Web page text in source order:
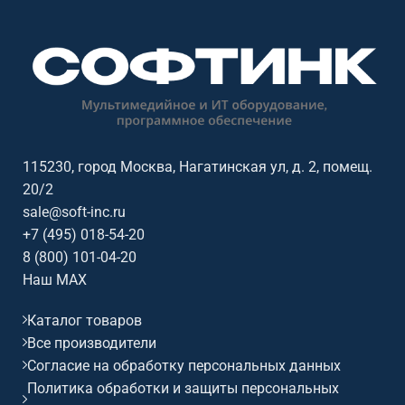
поможет подобрать
совместимое оборудование и
поможет подобрать
совместимое оборудование и
подготовить КП.
115230, город Москва, Нагатинская ул, д. 2, помещ.
20/2
sale@soft-inc.ru
+7 (495) 018-54-20
8 (800) 101-04-20
Наш MAX
Каталог товаров
Все производители
Согласие на обработку персональных данных
Политика обработки и защиты персональных